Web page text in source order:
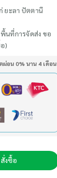
ยะลา ปัตตานี
นที่การจัดส่ง ขอ
)
ผ่อน 0% นาน 4 เดือน
งซื้อ